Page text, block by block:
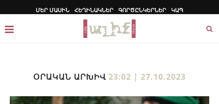
ՄԵՐ ՄԱՍԻՆ ՀԵՂԻՆԱԿՆԵՐ ԳՈՐԾԸՆԿԵՐՆԵՐ ԿԱՊ
ՕՐԱԿԱՆ ԱՐԽԻՎ 23:02 | 27.10.2023